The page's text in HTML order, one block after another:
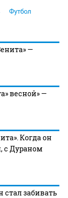
Футбол
—
весной» —
Когда он
с Дураном
стал забивать